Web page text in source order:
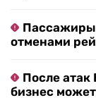
Пассажиры
отменами
После
бизнес